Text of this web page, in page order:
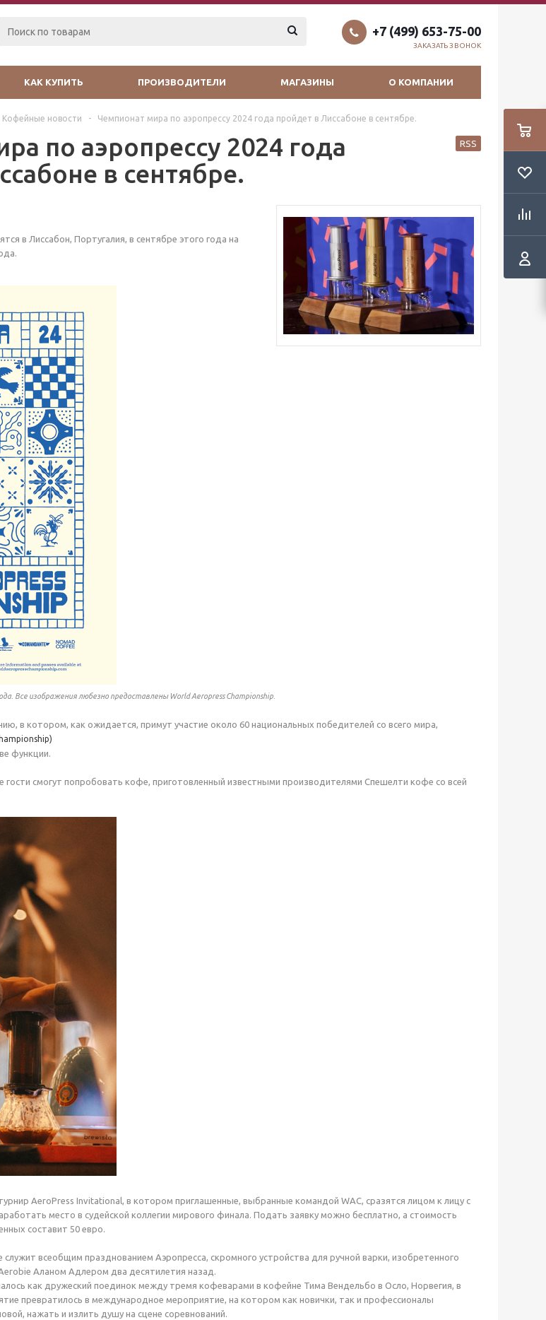
+7 (499) 653-75-00
ЗАКАЗАТЬ ЗВОНОК
КАК КУПИТЬ ПРОИЗВОДИТЕЛИ МАГАЗИНЫ О КОМПАНИИ
Кофейные новости - Чемпионат мира по аэропрессу 2024 года пройдет в Лиссабоне в сентябре.
по аэропрессу 2024 года
в сентябре.
RSS
в Лиссабон, Португалия, в сентябре этого года на
Все изображения любезно предоставлены World Aeropress Championship.
в котором, как ожидается, примут участие около 60 национальных победителей со всего мира,
функции.
гости смогут попробовать кофе, приготовленный известными производителями Спешелти кофе со всей
AeroPress Invitational, в котором приглашенные, выбранные командой WAC, сразятся лицом к лицу с
место в судейской коллегии мирового финала. Подать заявку можно бесплатно, а стоимость
составит 50 евро.
всеобщим празднованием Аэропресса, скромного устройства для ручной варки, изобретенного
Аланом Адлером два десятилетия назад.
как дружеский поединок между тремя кофеварами в кофейне Тима Вендельбо в Осло, Норвегия, в
превратилось в международное мероприятие, на котором как новички, так и профессионалы
нажать и излить душу на сцене соревнований.